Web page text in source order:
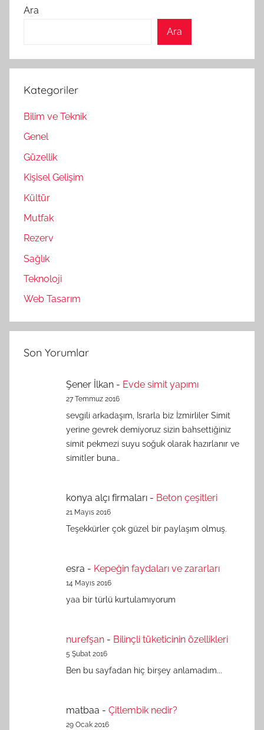
Ara
Ara
Kategoriler
Bilim ve Teknik
Genel
Güzellik
Kişisel Gelişim
Kültür
Mutfak
Rezerv
Sağlık
Teknoloji
Web Tasarım
Son Yorumlar
Şener İlkan - Evde simit yapımı
27 Temmuz 2016
sevgili arkadaşım, Israrla biz İzmirliler Simit
yerine gevrek demiyoruz sizin bahsettiğiniz
simit pekmezi suyu soğuk olarak hazırlanır ve
simitler buna…
konya alçı firmaları - Beton çeşitleri
21 Mayıs 2016
Teşekkürler çok güzel bir paylaşım olmuş.
esra - Kepeğin faydaları ve zararları
14 Mayıs 2016
yaa bir türlü kurtulamıyorum
nurefşan - Bilinçli tüketicinin özellikleri
5 Şubat 2016
Ben bu sayfadan hiç birşey anlamadım...
matbaa - Çitlembik nedir?
29 Ocak 2016